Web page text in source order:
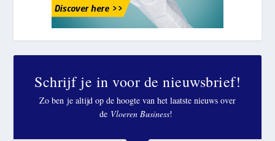
Schrijf je in voor de nieuwsbrief!
Zo ben je altijd op de hoogte van het laatste nieuws over
de Vloeren Business!